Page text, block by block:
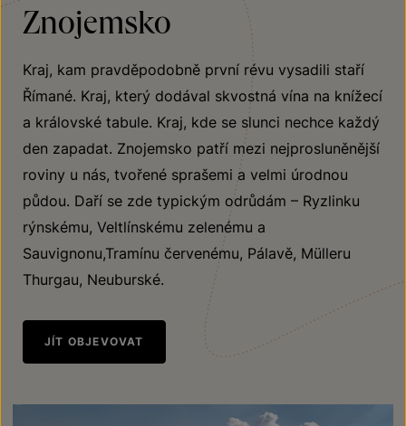
Znojemsko
Kraj, kam pravděpodobně první révu vysadili staří
Římané. Kraj, který dodával skvostná vína na knížecí
a královské tabule. Kraj, kde se slunci nechce každý
den zapadat. Znojemsko patří mezi nejprosluněnější
roviny u nás, tvořené sprašemi a velmi úrodnou
půdou. Daří se zde typickým odrůdám – Ryzlinku
rýnskému, Veltlínskému zelenému a
Sauvignonu,Tramínu červenému, Pálavě, Mülleru
Thurgau, Neuburské.
JÍT OBJEVOVAT